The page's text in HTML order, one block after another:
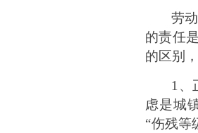
劳
的责任
的区别
1、
虑是城
“伤残等